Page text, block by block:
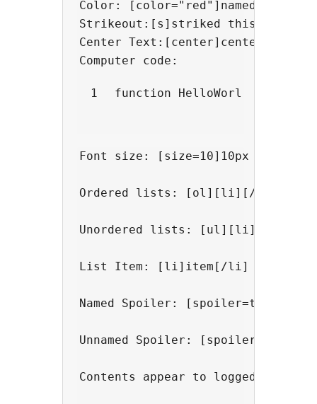
Color: [color="red"]named red[/
Strikeout:[s]striked this out[/s]
Center Text:[center]center me[/
Computer code:
1 function
Font size: [size=10]10px font
Ordered lists: [ol][li][/li][/ol]
Unordered lists: [ul][li][/li][/
List Item: [li]item[/li]
Named Spoiler: [spoiler=two
Unnamed Spoiler: [spoiler]Boo![/
Contents appear to logged in